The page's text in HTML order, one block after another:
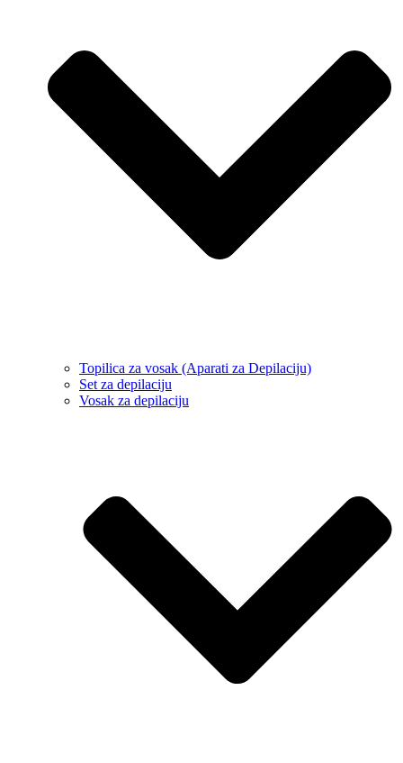
Topilica za vosak (Aparati za Depilaciju)
Set za depilaciju
Vosak za depilaciju